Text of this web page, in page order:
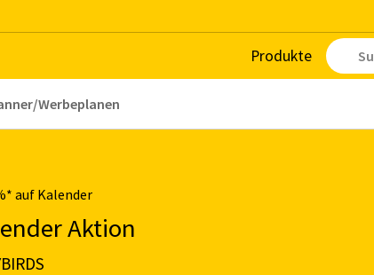
Pro­duk­te
Werbeplanen
auf Kalender
Aktion